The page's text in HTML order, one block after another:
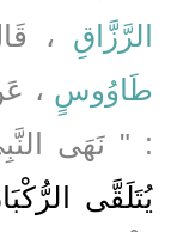
الرَّزَّاقِ ،
طَاوُوسٍ ،
: " نَهَى
يُتَلَقَّى